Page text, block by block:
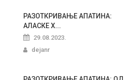
РАЗОТКРИВАЊЕ АПАТИНА:
АЛАСКЕ Х...
29.08.2023.
dejanr